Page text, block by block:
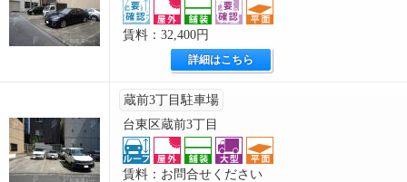
賃料：32,400円
詳細はこちら
蔵前3丁目駐車場
台東区蔵前3丁目
賃料：お問合せください